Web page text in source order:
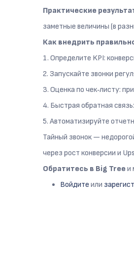
Практические
заметные величины (в
Как внедрить
1. Определите KPI:
2. Запускайте звонки
3. Оценка по чек‑листу:
4. Быстрая обратная
5. Автоматизируйте
Тайный звонок —
через рост конверсии и
Обратитесь в Big Treeи
Войдите или